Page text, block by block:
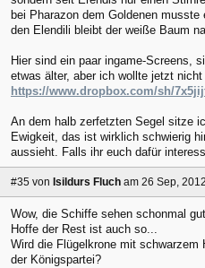
bei Pharazon dem Goldenen
den Elendili bleibt der weiße Baum
Hier sind ein paar ingame-Screens,
etwas älter, aber ich wollte jetzt
https://www.dropbox.com/sh/
An dem halb zerfetzten Segel sitze
Ewigkeit, das ist wirklich schwierig
aussieht. Falls ihr euch dafür
#35 von Isildurs Fluch am 26 Sep,
Wow, die Schiffe sehen schonmal
Hoffe der Rest ist auch so...
Wird die Flügelkrone mit schwarzem
der Königspartei?